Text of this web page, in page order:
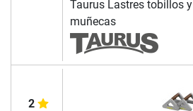
Taurus Lastres tobillos y
muñecas
2